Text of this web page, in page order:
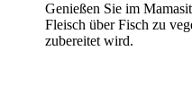
Genießen Sie im
Fleisch über Fisch zu
zubereitet wird.